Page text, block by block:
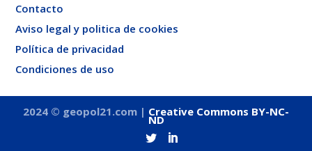
Contacto
Aviso legal y politica de cookies
Política de privacidad
Condiciones de uso
2024 © geopol21.com | Creative Commons BY-NC-
ND